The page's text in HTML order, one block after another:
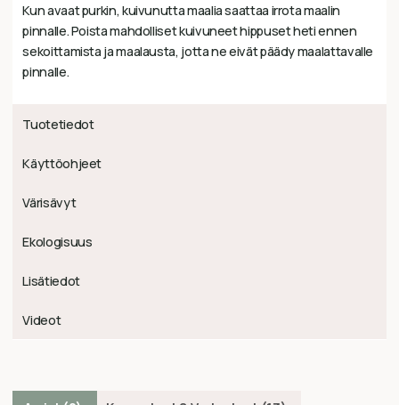
Kun avaat purkin, kuivunutta maalia saattaa irrota maalin
pinnalle. Poista mahdolliset kuivuneet hippuset heti ennen
sekoittamista ja maalausta, jotta ne eivät päädy maalattavalle
pinnalle.
Tuotetiedot
Käyttöohjeet
Värisävyt
Ekologisuus
Lisätiedot
Videot